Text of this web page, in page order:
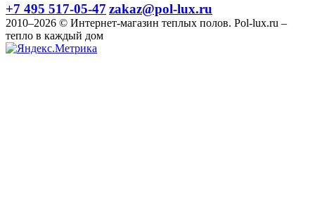
+7 495 517-05-47 zakaz@pol-lux.ru
2010–2026 © Интернет-магазин теплых полов. Pol-lux.ru –
тепло в каждый дом